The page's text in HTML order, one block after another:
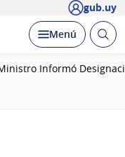
gub.uy
Desplegar
Menú Abrir
Informó